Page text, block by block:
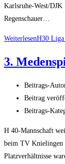
Karlsruhe-West/
Regenschauer…
WeiterlesenH30 Liga
3.
Beitrags-
Beitrag
Beitrags-
H 40-Mannschaft
beim TV Knielingen
Platzverhältnisse